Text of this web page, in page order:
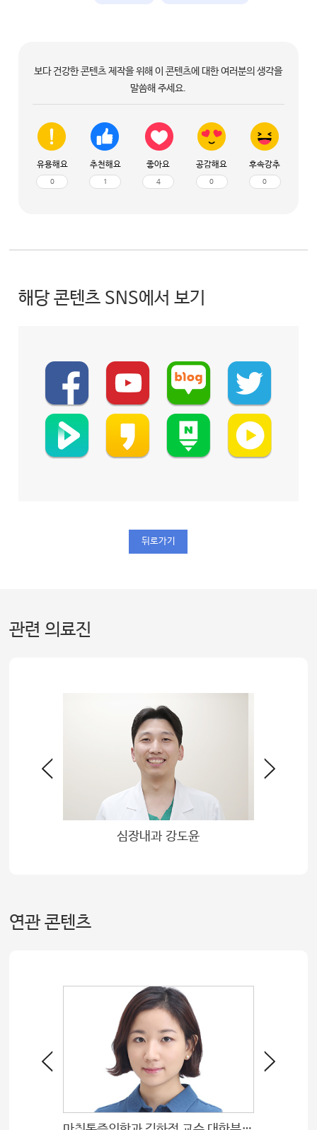
보다 건강한 콘텐츠 제작을 위해 이 콘텐츠에 대한 여러분의 생각을
말씀해 주세요.
유용해요
0
추천해요
1
좋아요
4
공감해요
0
후속강추
0
해당 콘텐츠 SNS에서 보기
뒤로가기
관련 의료진
심장내과 강도윤
연관 콘텐츠